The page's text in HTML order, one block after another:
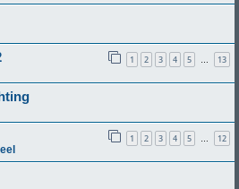
1 2 3 4 5 … 13
1 2 3 4 5 … 12